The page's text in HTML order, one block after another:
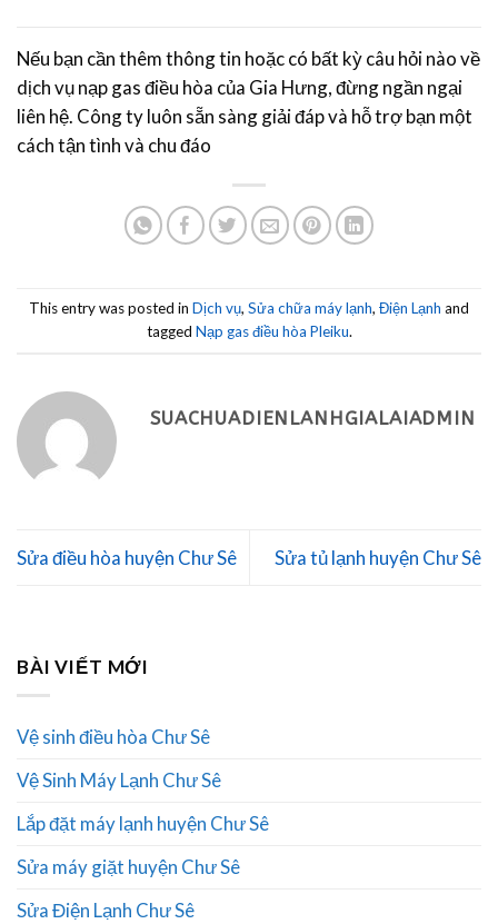
Nếu bạn cần thêm thông tin hoặc có bất kỳ câu hỏi nào về
dịch vụ nạp gas điều hòa của Gia Hưng, đừng ngần ngại
liên hệ. Công ty luôn sẵn sàng giải đáp và hỗ trợ bạn một
cách tận tình và chu đáo
This entry was posted in Dịch vụ, Sửa chữa máy lạnh, Điện Lạnh and
tagged Nạp gas điều hòa Pleiku.
SUACHUADIENLANHGIALAIADMIN
Sửa điều hòa huyện Chư Sê Sửa tủ lạnh huyện Chư Sê
BÀI VIẾT MỚI
Vệ sinh điều hòa Chư Sê
Vệ Sinh Máy Lạnh Chư Sê
Lắp đặt máy lạnh huyện Chư Sê
Sửa máy giặt huyện Chư Sê
Sửa Điện Lạnh Chư Sê